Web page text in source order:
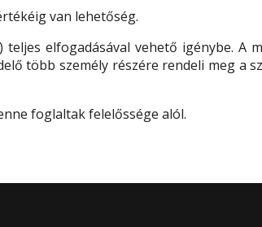
van lehetőség.
elfogadásával vehető igénybe. A
több személy részére rendeli meg a
foglaltak felelőssége alól.